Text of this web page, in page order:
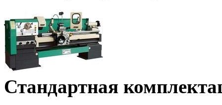
Стандартная